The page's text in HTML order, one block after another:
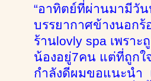
“อาทิตย์ที่ผ่านมามีวัน
บรรยากาศข้างนอกร้
ร้านlovly spa เพรา
น้องอยู่7คน แต่ที่ถูกใ
กำลังดีผมขอแนะนำ